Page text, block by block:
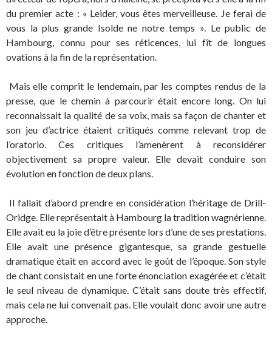
du premier acte : « Leider, vous êtes merveilleuse. Je ferai de
vous la plus grande Isolde ne notre temps ». Le public de
Hambourg, connu pour ses réticences, lui fît de longues
ovations à la fin de la représentation.
Mais elle comprit le lendemain, par les comptes rendus de la
presse, que le chemin à parcourir était encore long. On lui
reconnaissait la qualité de sa voix, mais sa façon de chanter et
son jeu d’actrice étaient critiqués comme relevant trop de
l’oratorio. Ces critiques l’amenèrent à reconsidérer
objectivement sa propre valeur. Elle devait conduire son
évolution en fonction de deux plans.
Il fallait d’abord prendre en considération l’héritage de Drill-
Oridge. Elle représentait à Hambourg la tradition wagnérienne.
Elle avait eu la joie d’être présente lors d’une de ses prestations.
Elle avait une présence gigantesque, sa grande gestuelle
dramatique était en accord avec le goût de l’époque. Son style
de chant consistait en une forte énonciation exagérée et c’était
le seul niveau de dynamique. C’était sans doute très effectif,
mais cela ne lui convenait pas. Elle voulait donc avoir une autre
approche.